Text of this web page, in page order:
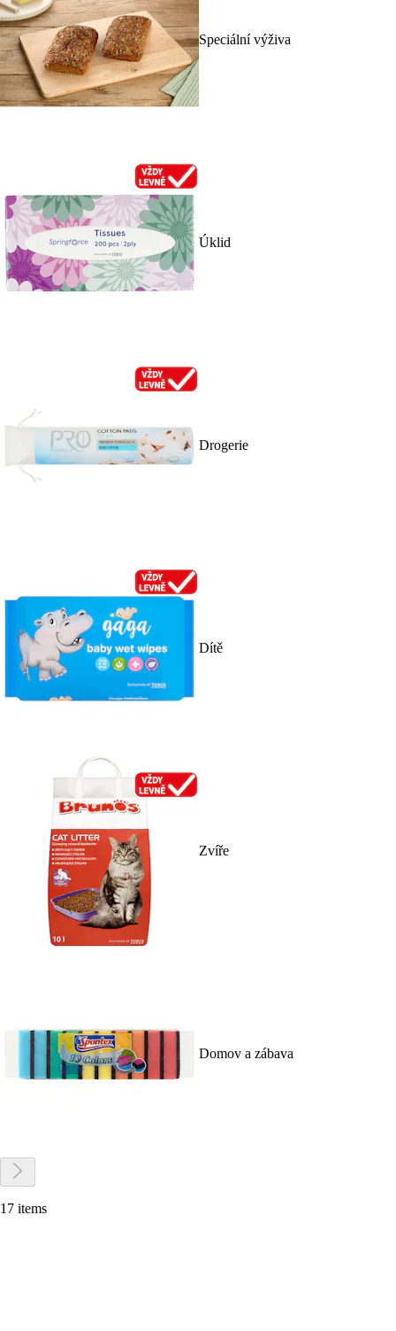
Speciální výživa
Úklid
Drogerie
Dítě
Zvíře
Domov a zábava
17 items